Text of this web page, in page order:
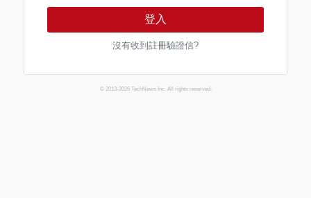
登入
沒有收到註冊驗證信?
© 2013-2026 TechNews Inc. All rights reserved.